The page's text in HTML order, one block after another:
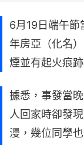
6月19日端午節
年房亞（化名
煙並有起火痕跡
據悉，事發當
人回家時卻發
漫，幾位同學